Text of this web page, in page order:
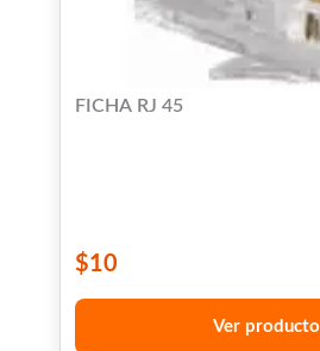
FICHA RJ 45
$10
Ver producto